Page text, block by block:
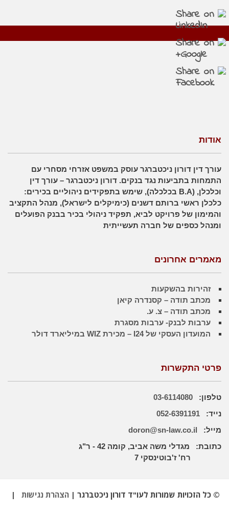
אודות
עורך דין דורון ניכטברגר עוסק במשפט אזרחי מסחרי עם
התמחות בתביעות נגד בנקים. דורון ניכטברגר – עורך דין
וכלכלן, (B.A בכלכלה), שימש בתפקידים ניהוליים בכירים:
כלכלן ראשי ברותם דשנים (כימיקלים לישראל), מנהל התקציב
והמימון של פרויקט לביא, תפקיד ניהולי בכיר בבנק הפועלים
ומנהל כספים של חברה תעשייתית
מאמרים אחרונים
זהירות בהשקעות
מכתב תודה – קסנדרה קיאן
מכתב תודה – צ. ע.
ערבות לבנק- ערבות מסגרת
המועדון העסקי של I24 – מכירת WIZ במיליארד דולר
פרטי התקשרות
טלפון: 03-6114080
נייד:
מייל:
doron@sn-law.co.il
כתובת:
מגדלי משה אביב, קומה 42 - ר"ג
רח' ז'בוטינסקי 7
© כל הזכויות שמורות לעו"ד דורון ניכטברגר | הצהרת נגישות |